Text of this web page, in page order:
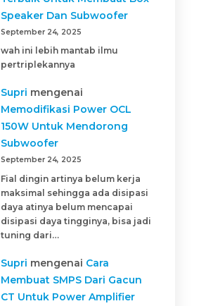
Speaker Dan Subwoofer
September 24, 2025
wah ini lebih mantab ilmu
pertriplekannya
Supri mengenai
Memodifikasi Power OCL
150W Untuk Mendorong
Subwoofer
September 24, 2025
Fial dingin artinya belum kerja
maksimal sehingga ada disipasi
daya atinya belum mencapai
disipasi daya tingginya, bisa jadi
tuning dari…
Supri mengenai Cara
Membuat SMPS Dari Gacun
CT Untuk Power Amplifier